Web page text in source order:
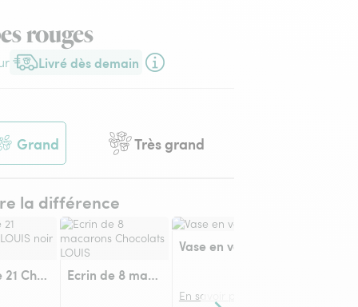
rouges
Livré dès demain
Livraison dès demain (pour toute commande passée avant
Grand Très grand
la différence
Ecrin de 21 Chocolats LOUIS noir et lait Ecrin de 8 macarons Chocolats LOUIS
Vase en verre
En savoir plus